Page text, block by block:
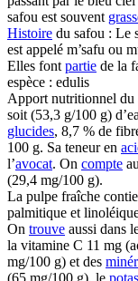
safou est souvent
Histoire du safou : Le
est appelé m’safu ou
Elles font partie de la
espèce : edulis
Apport nutritionnel du
soit (53,3 g/100 g)
glucides, 8,7 % de
100 g. Sa teneur en
l’avocat. On compte
(29,4 mg/100 g).
La pulpe fraîche
palmitique et
On trouve aussi dans
la vitamine C 11 mg
mg/100 g) et des
(65 mg/100 g), le